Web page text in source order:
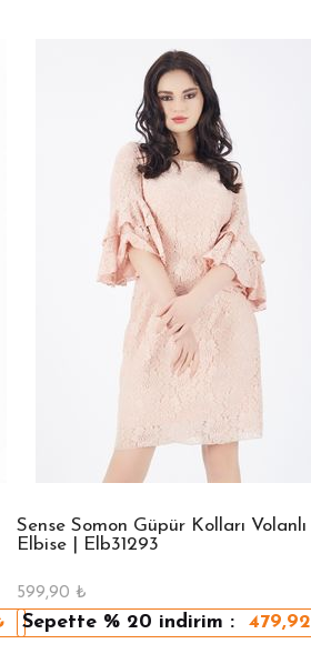
Sense Somon Güpür Kolları Volanlı
Elbise | Elb31293
599,90 ₺
Sepette % 20 indirim : 479,92